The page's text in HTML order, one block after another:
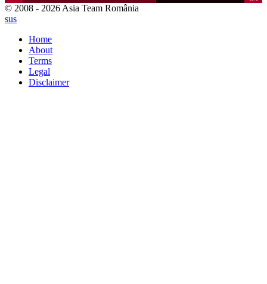
© 2008 - 2026 Asia Team România
sus
Home
About
Terms
Legal
Disclaimer